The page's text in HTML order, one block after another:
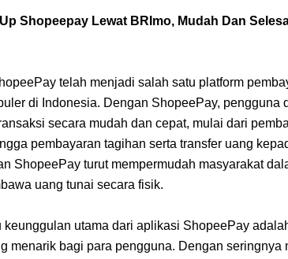
Panggang, Sangat Mudah Untuk Menjadi Cemilan
Seychelles, Negara Kepulauan Yang Terletak Di
Akulaku Lewat Gopay, Sangat Mudah Dan Tidak Ribet
Queen One Piece, All Star Yang Jadi Penanggung Jawab
One Piece, Mantan Kapten Yang Poster Bountynya
Pesiar Terberat Di Dunia, Simbol Ambisi Industri
Shopeepay Lewat BRImo, Mudah Dan
telah menjadi salah satu platform
di Indonesia. Dengan ShopeePay, pengguna
secara mudah dan cepat, mulai dari
pembayaran tagihan serta transfer uang
ShopeePay turut mempermudah masyarakat
uang tunai secara fisik.
keunggulan utama dari aplikasi ShopeePay
menarik bagi para pengguna. Dengan seringnya